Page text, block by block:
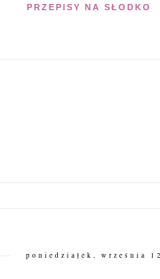
PRZEPISY NA SŁODKO
poniedziałek, września